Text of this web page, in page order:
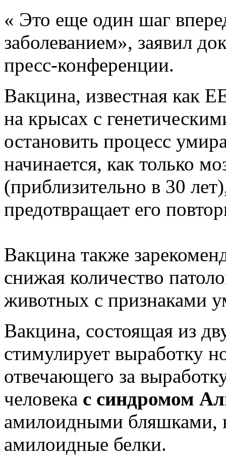
« Это еще один шаг
заболеванием», заявил
пресс-конференции.
Вакцина, известная как
на крысах с
остановить процесс
начинается, как только
(приблизительно в 30
предотвращает его
Вакцина также
снижая количество
животных с признаками
Вакцина, состоящая из
стимулирует выработку
отвечающего за
человека с синдромом
амилоидными бляшками,
амилоидные белки.